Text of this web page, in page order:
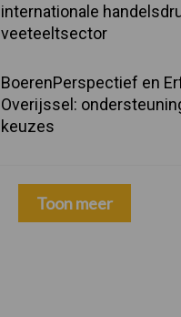
internationale
veeteeltsector
BoerenPerspectief en
Overijssel:
keuzes
Toon meer